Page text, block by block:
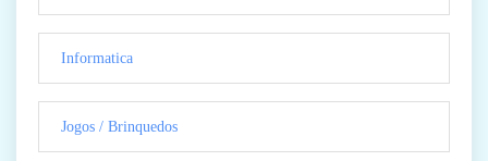
Informatica
Jogos / Brinquedos